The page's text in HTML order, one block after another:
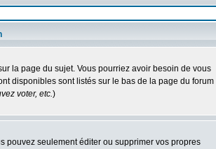
la page du sujet. Vous pourriez avoir besoin de vous
disponibles sont listés sur le bas de la page du forum
voter, etc.)
pouvez seulement éditer ou supprimer vos propres